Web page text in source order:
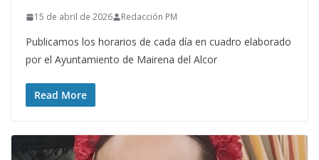
15 de abril de 2026 Redacción PM
Publicamos los horarios de cada día en cuadro elaborado
por el Ayuntamiento de Mairena del Alcor
Read More